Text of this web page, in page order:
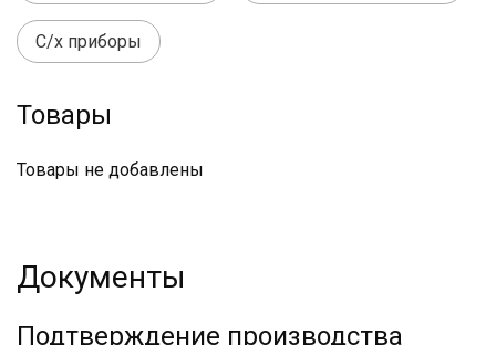
С/х приборы
Товары
Товары не добавлены
Документы
Подтверждение производства